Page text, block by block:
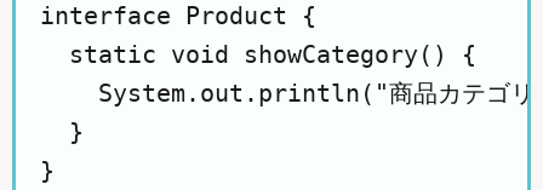
interface Product {
  static void showCategory() {
System.out.println("商品カテゴリ
  }
}